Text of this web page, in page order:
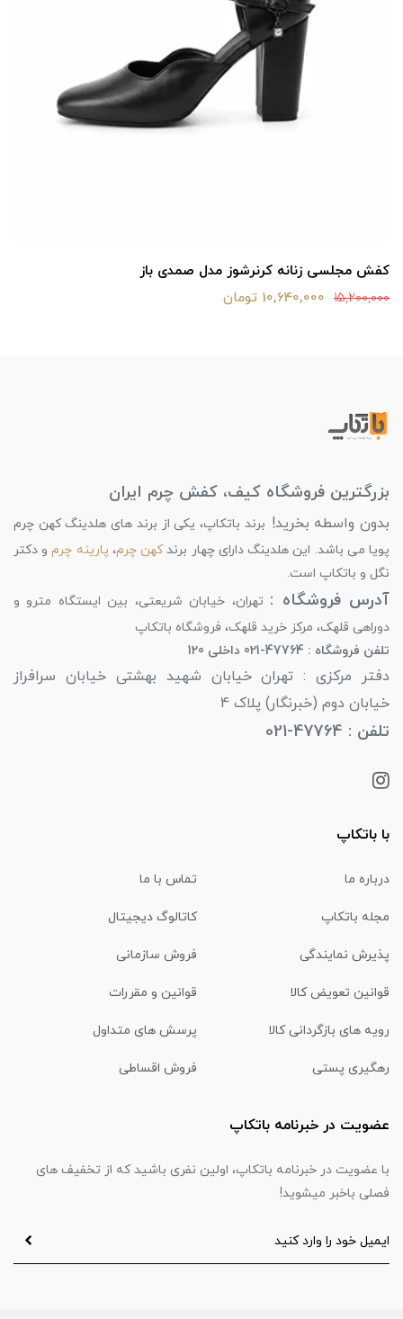
کفش مجلسی زنانه کرنرشوز مدل صمدی باز
15,200,000 10,640,000 تومان
بزرگترین فروشگاه کیف، کفش چرم ایران
بدون واسطه بخرید! برند باتکاپ، یکی از برند های هلدینگ کهن چرم
پویا می باشد. این هلدینگ دارای چهار برندکهن چرم، پارینه چرمو دکتر
نگل و باتکاپ است.
آدرس فروشگاه : تهران، خیابان شریعتی، بین ایستگاه مترو و
دوراهی قلهک، مرکز خرید قلهک، فروشگاه باتکاپ
تلفن فروشگاه : 47764-021 داخلی 120
دفتر مرکزی : تهران خیابان شهید بهشتی خیابان سرافراز
خیابان دوم (خبرنگار) پلاک 4
تلفن : 47764-021
با باتکاپ
درباره ما تماس با ما
مجله باتکاپ کاتالوگ دیجیتال
پذیرش نمایندگی فروش سازمانی
قوانین تعویض کالا قوانین و مقررات
رویه های بازگردانی کالا پرسش های متداول
رهگیری پستی فروش اقساطی
عضویت در خبرنامه باتکاپ
با عضویت در خبرنامه باتکاپ، اولین نفری باشید که از تخفیف های
فصلی باخبر میشوید!